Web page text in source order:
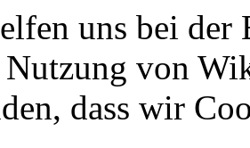
uns bei
von
dass wir